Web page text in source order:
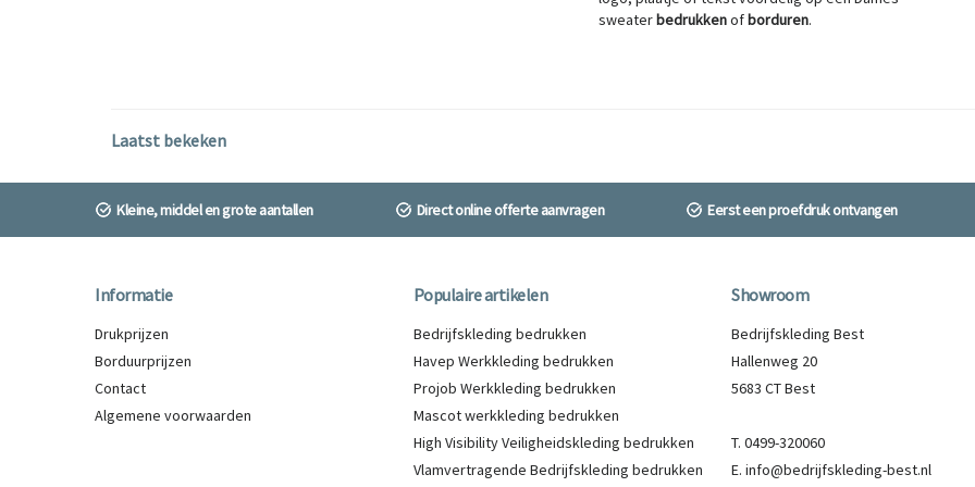
sweaterbedrukkenofborduren.
Laatst bekeken
Kleine, middel en grote aantallen Direct online offerte aanvragen Eerst een proefdruk ontvangen
Informatie
Drukprijzen
Borduurprijzen
Contact
Algemene voorwaarden
Populaire artikelen
Bedrijfskleding bedrukken
Havep Werkkleding bedrukken
Projob Werkkleding bedrukken
Mascot werkkleding bedrukken
High Visibility Veiligheidskleding bedrukken
Vlamvertragende Bedrijfskleding bedrukken
Showroom
Bedrijfskleding Best
Hallenweg 20
5683 CT Best
T. 0499-320060
E. info@bedrijfskleding-best.nl